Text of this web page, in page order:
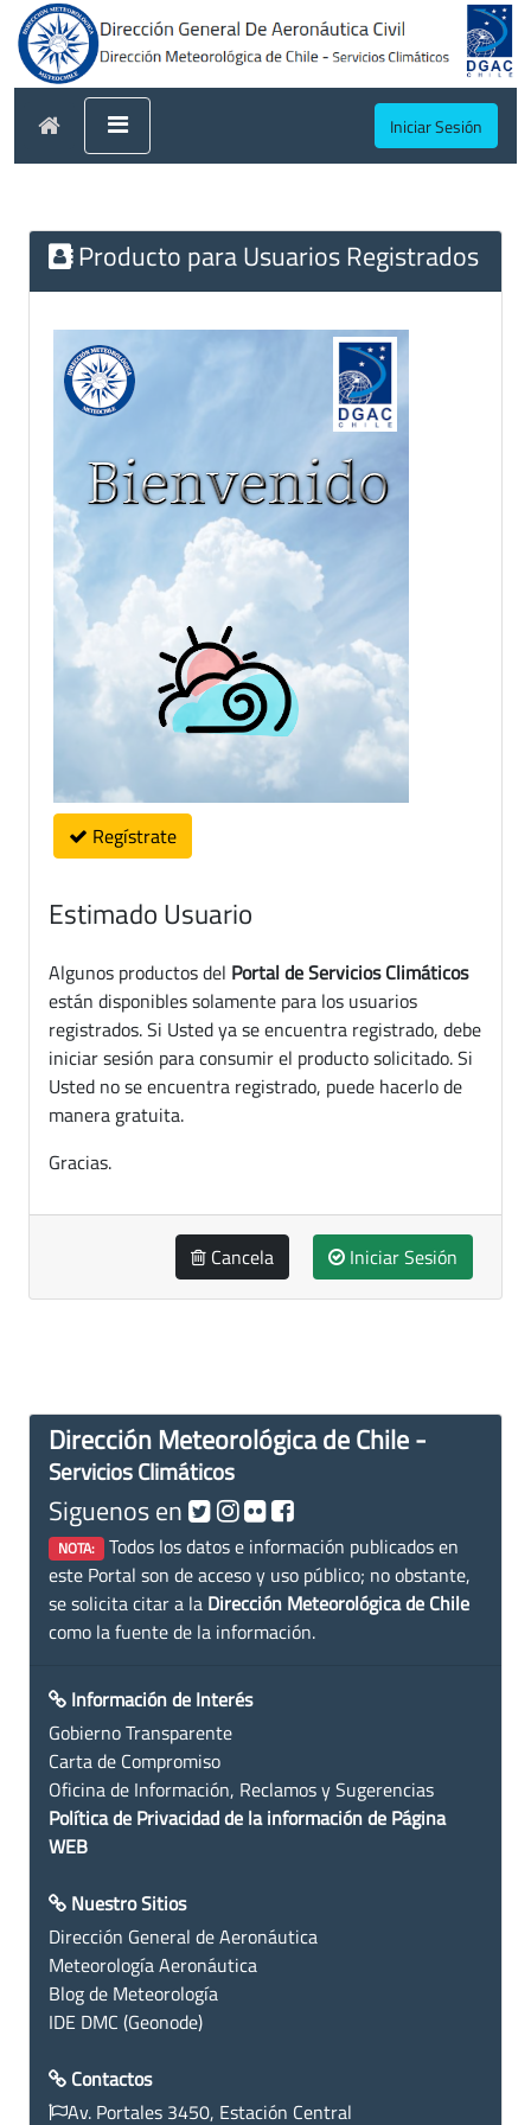
Iniciar Sesión
Producto para Usuarios Registrados
Regístrate
Estimado Usuario
Algunos productos del Portal de Servicios Climáticos
están disponibles solamente para los usuarios
registrados. Si Usted ya se encuentra registrado, debe
iniciar sesión para consumir el producto solicitado. Si
Usted no se encuentra registrado, puede hacerlo de
manera gratuita.
Gracias.
Cancela Iniciar Sesión
Dirección Meteorológica de Chile -
Servicios Climáticos
Siguenos en
NOTA: Todos los datos e información publicados en
este Portal son de acceso y uso público; no obstante,
se solicita citar a la Dirección Meteorológica de Chile
como la fuente de la información.
Información de Interés
Gobierno Transparente
Carta de Compromiso
Oficina de Información, Reclamos y Sugerencias
Política de Privacidad de la información de Página
WEB
Nuestro Sitios
Dirección General de Aeronáutica
Meteorología Aeronáutica
Blog de Meteorología
IDE DMC (Geonode)
Contactos
Av. Portales 3450, Estación Central